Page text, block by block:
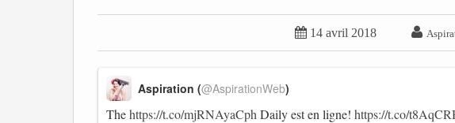
 14 avril 2018 
Thehttps://t.co/mjRNAyaCph Daily est en ligne! https://t.co/
Aspiration (@AspirationWeb)